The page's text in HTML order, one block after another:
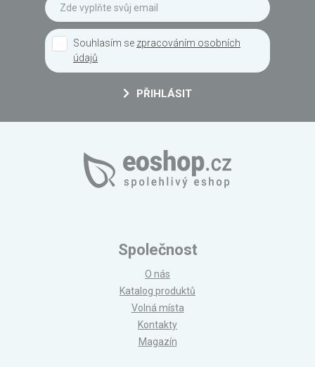
Souhlasím se zpracováním osobních
údajů
PŘIHLÁSIT
Společnost
O nás
Katalog produktů
Volná místa
Kontakty
Magazín